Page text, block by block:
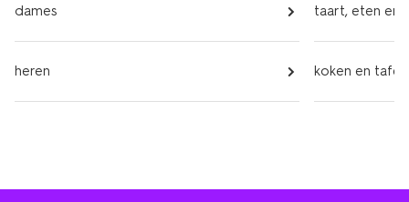
dames
heren
taart, eten en
koken en